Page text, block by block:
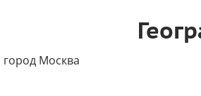
город Москва